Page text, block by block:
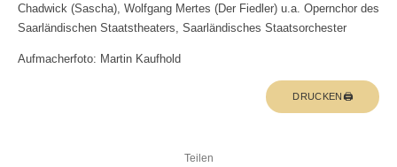
Chadwick (Sascha), Wolfgang Mertes (Der Fiedler) u.a. Opernchor des
Saarländischen Staatstheaters, Saarländisches Staatsorchester
Aufmacherfoto: Martin Kaufhold
DRUCKEN🖨
Teilen